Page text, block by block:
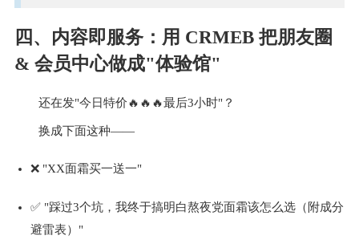
四、内容即服务：用 CRMEB 把朋友圈
& 会员中心做成"体验馆"
还在发"今日特价🔥🔥🔥最后3小时"？
换成下面这种——
❌ "XX面霜买一送一"
✅ "踩过3个坑，我终于搞明白熬夜党面霜该怎么选（附成分
避雷表）"